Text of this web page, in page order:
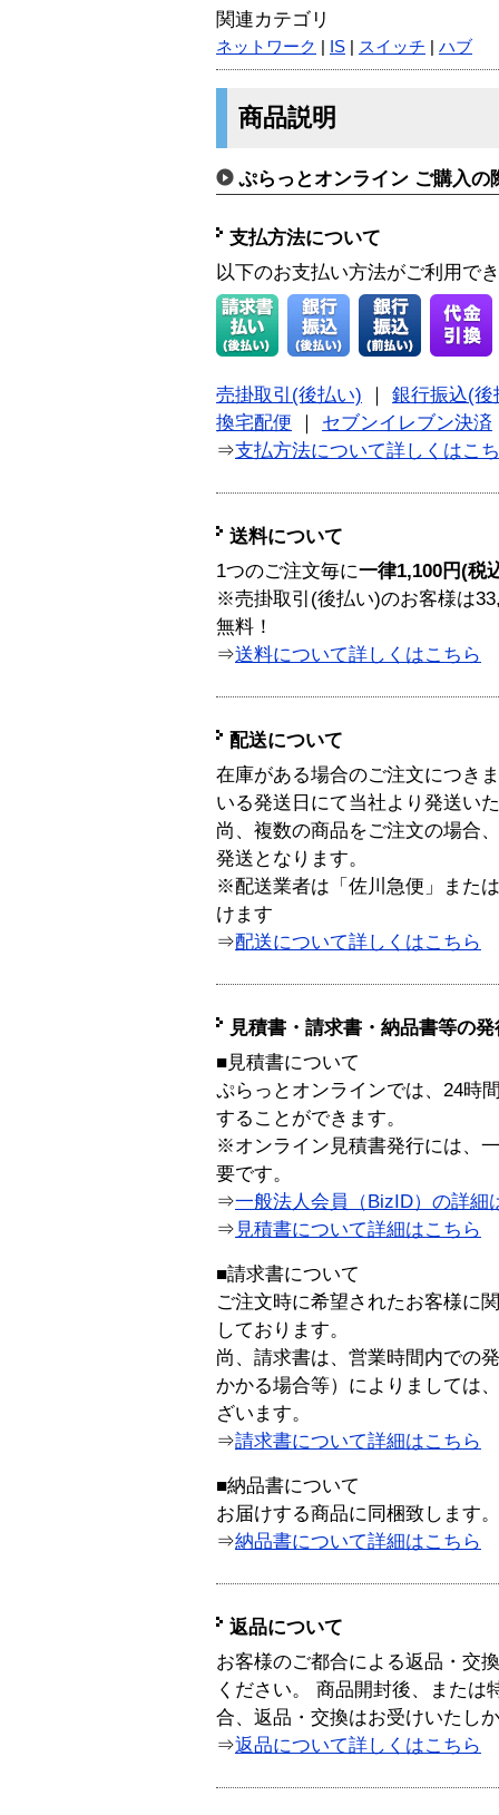
関連カテゴリ
ネットワーク IS スイッチ ハブ
商品説明
ぷらっとオンライン ご購入の
支払方法について
以下のお支払い方法がご利用で
売掛取引(後払い)
銀行振込(後
換宅配便
セブンイレブン決済
⇒支払方法について詳しくはこ
送料について
1つのご注文毎に一律1,100円(税
※売掛取引(後払い)のお客様は
無料！
⇒送料について詳しくはこちら
配送について
在庫がある場合のご注文につき
いる発送日にて当社より発送い
尚、複数の商品をご注文の場合
発送となります。
※配送業者は「佐川急便」また
けます
⇒配送について詳しくはこちら
見積書・請求書・納品書等の
■見積書について
ぷらっとオンラインでは、24時
することができます。
※オンライン見積書発行には、
要です。
⇒一般法人会員（BizID）の詳細
⇒ 見積書について詳細はこちら
■請求書について
ご注文時に希望されたお客様に
しております。
尚、請求書は、営業時間内での
かかる場合等）によりましては
ざいます。
⇒請求書について詳細はこちら
■納品書について
お届けする商品に同梱致します。
⇒納品書について詳細はこちら
返品について
お客様のご都合による返品・交
ください。 商品開封後、または
合、返品・交換はお受けいたし
⇒返品について詳しくはこちら